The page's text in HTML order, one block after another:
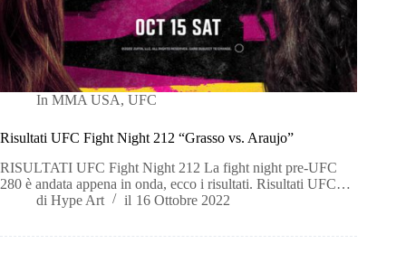
In MMA USA,UFC
Risultati UFC Fight Night 212 “Grasso vs. Araujo”
RISULTATI UFC Fight Night 212 La fight night pre-UFC
280 è andata appena in onda, ecco i risultati. Risultati UFC…
di Hype Art il 16 Ottobre 2022